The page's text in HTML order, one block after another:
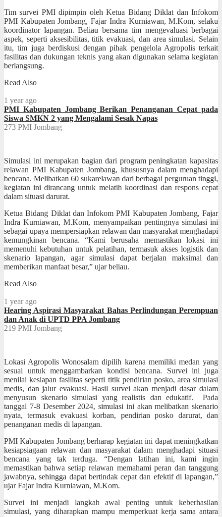
Tim survei PMI dipimpin oleh Ketua Bidang Diklat dan Infokom
PMI Kabupaten Jombang, Fajar Indra Kurniawan, M.Kom, selaku
koordinator lapangan. Beliau bersama tim mengevaluasi berbagai
aspek, seperti aksesibilitas, titik evakuasi, dan area simulasi. Selain
itu, tim juga berdiskusi dengan pihak pengelola Agropolis terkait
fasilitas dan dukungan teknis yang akan digunakan selama kegiatan
berlangsung.
Read Also
1 year ago
PMI Kabupaten Jombang Berikan Penanganan Cepat pada
Siswa SMKN 2 yang Mengalami Sesak Napas
273 PMI Jombang
Simulasi ini merupakan bagian dari program peningkatan kapasitas
relawan PMI Kabupaten Jombang, khususnya dalam menghadapi
bencana. Melibatkan 60 sukarelawan dari berbagai perguruan tinggi,
kegiatan ini dirancang untuk melatih koordinasi dan respons cepat
dalam situasi darurat.
Ketua Bidang Diklat dan Infokom PMI Kabupaten Jombang, Fajar
Indra Kurniawan, M.Kom, menyampaikan pentingnya simulasi ini
sebagai upaya mempersiapkan relawan dan masyarakat menghadapi
kemungkinan bencana. “Kami berusaha memastikan lokasi ini
memenuhi kebutuhan untuk pelatihan, termasuk akses logistik dan
skenario lapangan, agar simulasi dapat berjalan maksimal dan
memberikan manfaat besar,” ujar beliau.
Read Also
1 year ago
Hearing Aspirasi Masyarakat Bahas Perlindungan Perempuan
dan Anak di UPTD PPA Jombang
219 PMI Jombang
Lokasi Agropolis Wonosalam dipilih karena memiliki medan yang
sesuai untuk menggambarkan kondisi bencana. Survei ini juga
menilai kesiapan fasilitas seperti titik pendirian posko, area simulasi
medis, dan jalur evakuasi. Hasil survei akan menjadi dasar dalam
menyusun skenario simulasi yang realistis dan edukatif. Pada
tanggal 7-8 Desember 2024, simulasi ini akan melibatkan skenario
nyata, termasuk evakuasi korban, pendirian posko darurat, dan
penanganan medis di lapangan.
PMI Kabupaten Jombang berharap kegiatan ini dapat meningkatkan
kesiapsiagaan relawan dan masyarakat dalam menghadapi situasi
bencana yang tak terduga. “Dengan latihan ini, kami ingin
memastikan bahwa setiap relawan memahami peran dan tanggung
jawabnya, sehingga dapat bertindak cepat dan efektif di lapangan,”
ujar Fajar Indra Kurniawan, M.Kom.
Survei ini menjadi langkah awal penting untuk keberhasilan
simulasi, yang diharapkan mampu memperkuat kerja sama antara